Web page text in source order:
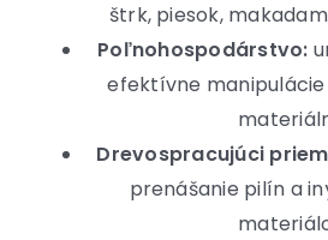
štrk, piesok,
Poľnohospodárstvo:
efektívne
Drevospracujúci
prenášanie pilín a